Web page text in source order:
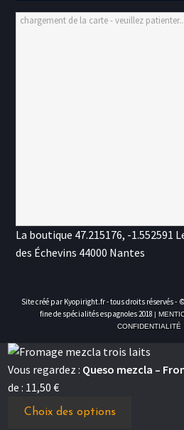
chargement de la carte - veuillez patienter...
La boutique 47.215176, -1.552591
des Échevins 44000 Nantes
Site créé par Kyopiright.fr - tous droits réservés -
fine de spécialités espagnoles 2018|
CONFIDENTIALITÉ
Vous regardez : Queso mezcla –
de : 11,50 €
Choix des options